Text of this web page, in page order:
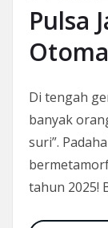
Pulsa
Di tengah
banyak
suri”.
tahun 2025!